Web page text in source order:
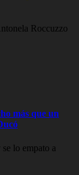
Roccuzzo
más que un
lo empato a